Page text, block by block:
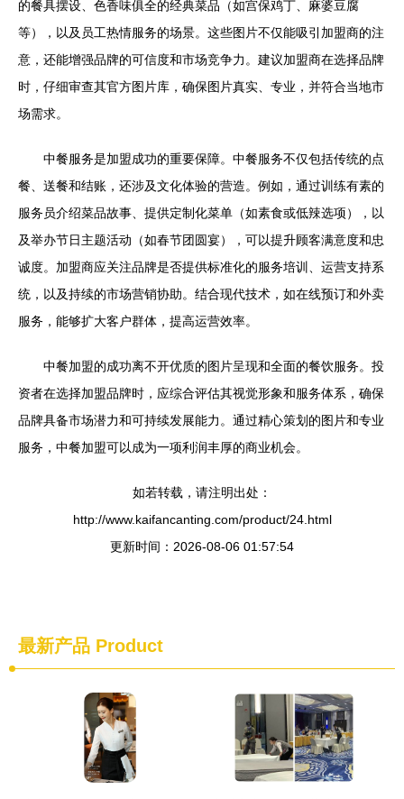
的餐具摆设、色香味俱全的经典菜品（如宫保鸡丁、麻婆豆腐
等），以及员工热情服务的场景。这些图片不仅能吸引加盟商的注
意，还能增强品牌的可信度和市场竞争力。建议加盟商在选择品牌
时，仔细审查其官方图片库，确保图片真实、专业，并符合当地市
场需求。
中餐服务是加盟成功的重要保障。中餐服务不仅包括传统的点
餐、送餐和结账，还涉及文化体验的营造。例如，通过训练有素的
服务员介绍菜品故事、提供定制化菜单（如素食或低辣选项），以
及举办节日主题活动（如春节团圆宴），可以提升顾客满意度和忠
诚度。加盟商应关注品牌是否提供标准化的服务培训、运营支持系
统，以及持续的市场营销协助。结合现代技术，如在线预订和外卖
服务，能够扩大客户群体，提高运营效率。
中餐加盟的成功离不开优质的图片呈现和全面的餐饮服务。投
资者在选择加盟品牌时，应综合评估其视觉形象和服务体系，确保
品牌具备市场潜力和可持续发展能力。通过精心策划的图片和专业
服务，中餐加盟可以成为一项利润丰厚的商业机会。
如若转载，请注明出处：
http://www.kaifancanting.com/product/24.html
更新时间：2026-08-06 01:57:54
最新产品 Product